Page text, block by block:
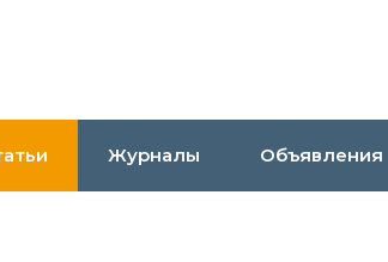
Журналы Объявления